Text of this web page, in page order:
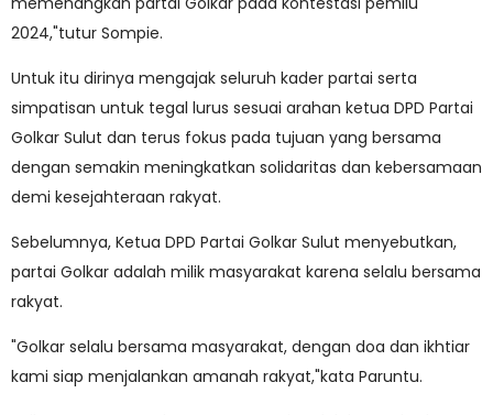
2024,"tutur Sompie.
Untuk itu dirinya mengajak seluruh kader partai serta
simpatisan untuk tegal lurus sesuai arahan ketua DPD Partai
Golkar Sulut dan terus fokus pada tujuan yang bersama
dengan semakin meningkatkan solidaritas dan kebersamaan
demi kesejahteraan rakyat.
Sebelumnya, Ketua DPD Partai Golkar Sulut menyebutkan,
partai Golkar adalah milik masyarakat karena selalu bersama
rakyat.
"Golkar selalu bersama masyarakat, dengan doa dan ikhtiar
kami siap menjalankan amanah rakyat,"kata Paruntu.